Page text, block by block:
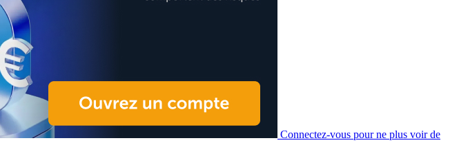
Connectez-vous pour ne plus voir de